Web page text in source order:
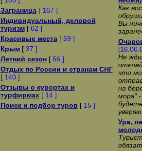
Заграница[ 167 ]
Индивидуальный, деловой
туризм[ 62 ]
Красивые места[ 59 ]
Крым[ 37 ]
Летний сезон[ 56 ]
Отдых по России и странам СНГ
[ 140 ]
Отзывы о курортах и
турфирмах[ 14 ]
Поиск и подбор туров [ 15 ]
Как
Вы
[
Не
что
на
моря"
Ура,